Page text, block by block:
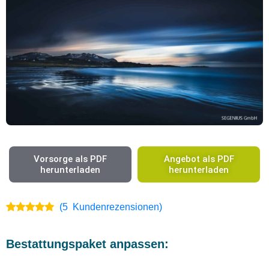
Vorsorge als PDF
herunterladen
Angebot als PDF
herunterladen
anhand von
Kundenbewertungen
(5Kundenrezensionen)
Bestattungspaket anpassen: